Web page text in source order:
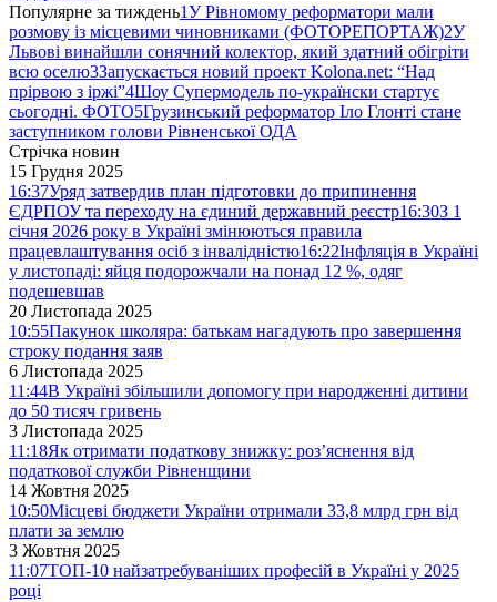
Популярне за тиждень1У Рівномому реформатори мали
розмову із місцевими чиновниками (ФОТОРЕПОРТАЖ)2У
Львові винайшли сонячний колектор, який здатний обігріти
всю оселю3Запускається новий проект Kolona.net: “Над
прірвою з іржі”4Шоу Супермодель по-українски стартує
сьогодні. ФОТО5Грузинський реформатор Іло Глонті стане
заступником голови Рівненської ОДА
Стрічка новин
15 Грудня 2025
16:37Уряд затвердив план підготовки до припинення
ЄДРПОУ та переходу на єдиний державний реєстр16:30З 1
січня 2026 року в Україні змінюються правила
працевлаштування осіб з інвалідністю16:22Інфляція в Україні
у листопаді: яйця подорожчали на понад 12 %, одяг
подешевшав
20 Листопада 2025
10:55Пакунок школяра: батькам нагадують про завершення
строку подання заяв
6 Листопада 2025
11:44В Україні збільшили допомогу при народженні дитини
до 50 тисяч гривень
3 Листопада 2025
11:18Як отримати податкову знижку: роз’яснення від
податкової служби Рівненщини
14 Жовтня 2025
10:50Місцеві бюджети України отримали 33,8 млрд грн від
плати за землю
3 Жовтня 2025
11:07ТОП-10 найзатребуваніших професій в Україні у 2025
році